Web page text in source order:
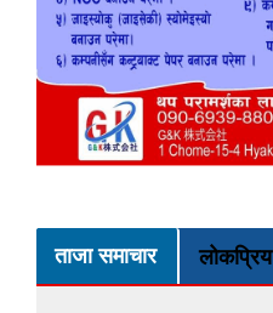
ताजा समाचार लोकप्रिय